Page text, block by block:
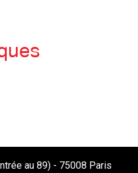
au 89) - 75008 Paris